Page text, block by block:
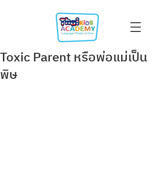
Toxic Parent หรือพ่อแม่เป็น
พิษ